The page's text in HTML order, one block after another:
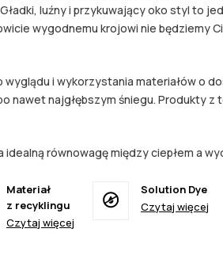
luźny i przykuwający oko styl to
wygodnemu krojowi nie będziemy
i wykorzystania materiałów o
nawet najgłębszym śniegu. Produkty z
równowagę między ciepłem a
Materiał
z recyklingu
Czytaj więcej
Solution Dye
Czytaj więcej